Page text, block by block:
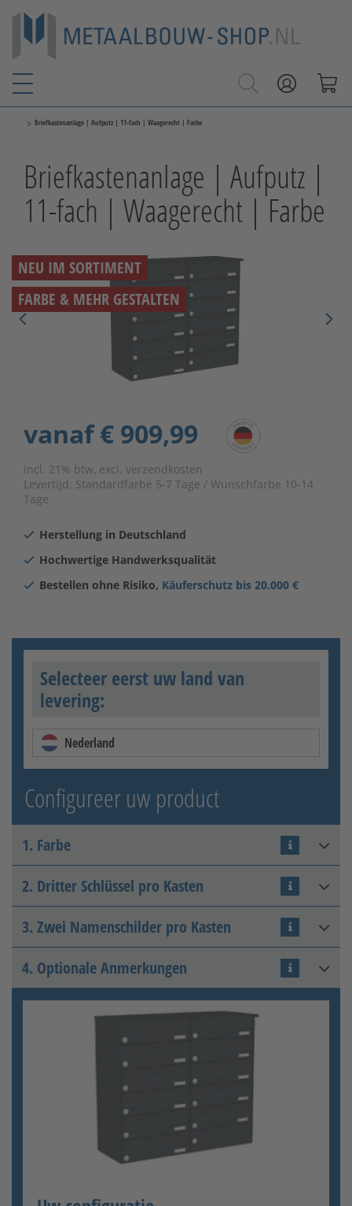
> Briefkastenanlage | Aufputz | 11-fach | Waagerecht | Farbe
Briefkastenanlage | Aufputz |
11-fach | Waagerecht | Farbe
NEU IM SORTIMENT
FARBE & MEHR GESTALTEN
vanaf€ 909,99
incl. 21% btw, excl. verzendkosten
Levertijd: Standardfarbe 5-7 Tage / Wunschfarbe 10-14
Tage
Herstellung in Deutschland
Hochwertige Handwerksqualität
Bestellen ohne Risiko, Käuferschutz bis 20.000 €
Selecteer eerst uw land van
levering:
Nederland
Configureer uw product
1. Farbe
RAL 7016 Anthrazitgrau
RAL 9016 Verkehrsweiß
2. Dritter Schlüssel pro Kasten
Zusatzschlüssel
3. Zwei Namenschilder pro Kasten
Zusatznamensschild
4. Optionale Anmerkungen